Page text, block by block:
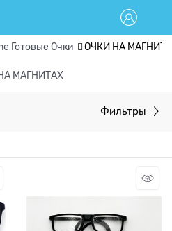
Готовые Очки ОЧКИ НА
МАГНИТАХ
Фильтры